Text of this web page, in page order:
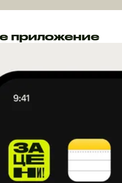
приложение